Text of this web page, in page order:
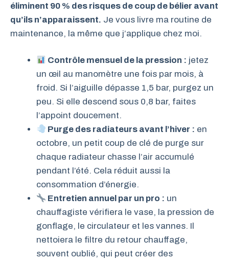
éliminent 90 % des risques de coup de bélier avant
qu’ils n’apparaissent. Je vous livre ma routine de
maintenance, la même que j’applique chez moi.
Contrôle mensuel de la pression : jetez
un œil au manomètre une fois par mois, à
froid. Si l’aiguille dépasse 1,5 bar, purgez un
peu. Si elle descend sous 0,8 bar, faites
l’appoint doucement.
Purge des radiateurs avant l’hiver : en
octobre, un petit coup de clé de purge sur
chaque radiateur chasse l’air accumulé
pendant l’été. Cela réduit aussi la
consommation d’énergie.
Entretien annuel par un pro : un
chauffagiste vérifiera le vase, la pression de
gonflage, le circulateur et les vannes. Il
nettoiera le filtre du retour chauffage,
souvent oublié, qui peut créer des